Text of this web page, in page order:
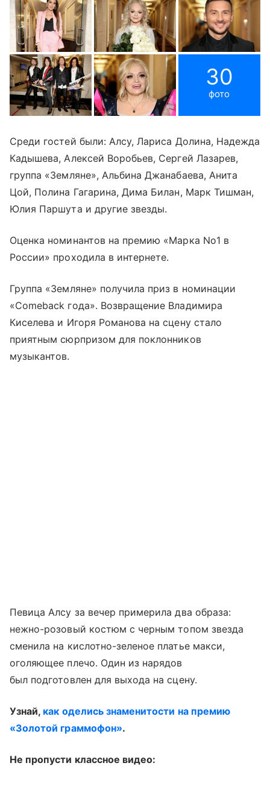
30
фото
Среди гостей были: Алсу, Лариса Долина, Надежда
Кадышева, Алексей Воробьев, Сергей Лазарев,
группа «Земляне», Альбина Джанабаева, Анита
Цой, Полина Гагарина, Дима Билан, Марк Тишман,
Юлия Паршута и другие звезды.
Оценка номинантов на премию «Марка No1 в
России» проходила в интернете.
Группа «Земляне» получила приз в номинации
«Comeback года». Возвращение Владимира
Киселева и Игоря Романова на сцену стало
приятным сюрпризом для поклонников
музыкантов.
Певица Алсу за вечер примерила два образа:
нежно-розовый костюм с черным топом звезда
сменила на кислотно-зеленое платье макси,
оголяющее плечо. Один из нарядов
был подготовлен для выхода на сцену.
Узнай, как оделись знаменитости на премию
«Золотой граммофон».
Не пропусти классное видео: